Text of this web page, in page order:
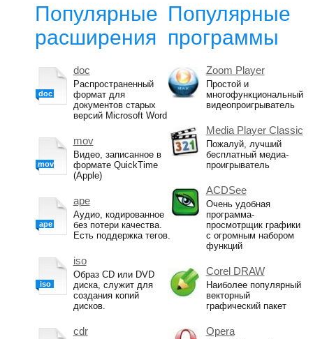
Популярные
расширения
doc
doc
Распространенный
формат для
документов старых
версий Microsoft Word
mov
mov
Видео, записанное в
формате QuickTime
(Apple)
ape
ape
Аудио, кодированное
без потери качества.
Есть поддержка тегов.
iso
iso
Образ CD или DVD
диска, служит для
создания копий
дисков.
cdr
Популярные
программы
Zoom Player
Простой и
многофункциональный
видеопроигрыватель
Media Player Classic
Пожалуй, лучший
бесплатный медиа-
проигрыватель
ACDSee
Очень удобная
программа-
просмотрщик графики
с огромным набором
функций
Corel DRAW
Наиболее популярный
векторный
графический пакет
Opera